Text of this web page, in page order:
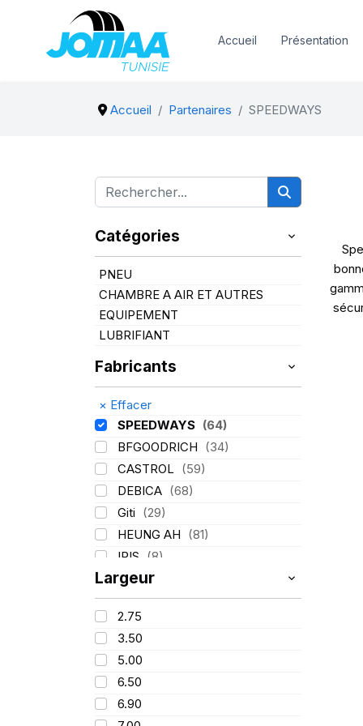
Accueil Présentation
Accueil Partenaires SPEEDWAYS
Catégories
PNEU
CHAMBRE A AIR ET AUTRES
EQUIPEMENT
LUBRIFIANT
Fabricants
× Effacer
SPEEDWAYS (64)
BFGOODRICH (34)
CASTROL (59)
DEBICA (68)
Giti (29)
HEUNG AH (81)
IRIS (8)
ITALMATIC
KLEBER (116)
LASSA
LING LONG
MICHELIN
MITAS
Mondolfo ferro
Largeur
2.75
3.50
5.00
6.50
6.90